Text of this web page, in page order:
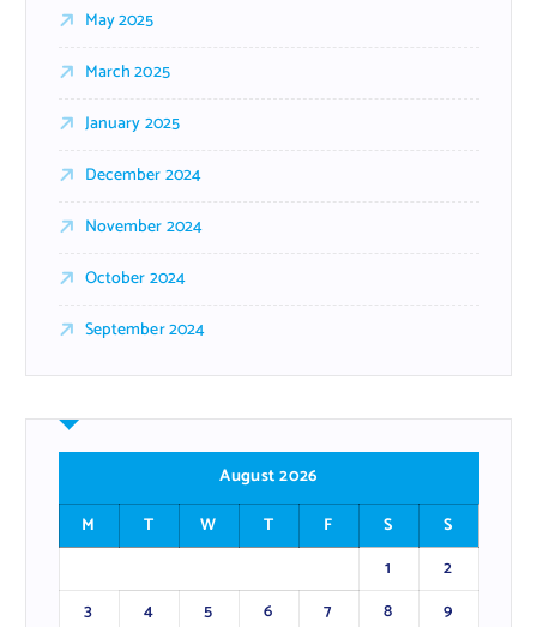
May 2025
March 2025
January 2025
December 2024
November 2024
October 2024
September 2024
August 2026
M
T W T F S
S
1
2
3
4 5 6 7 8
9